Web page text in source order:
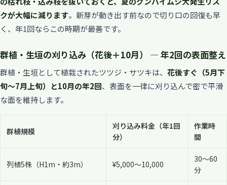
クが大幅に減ります。新芽が動き出す前なので切り口の回復も早
く、年1回ならこの時期が最善です。
群植・生垣の刈り込み（花後＋10月） — 年2回の表面整え
群植・生垣として植栽されたツツジ・サツキは、 花後すぐ（5月下
旬〜7月上旬）と10月の年2回、表面を一律に刈り込んで密で平滑
な面を維持します。
群植規模
刈り込み料金（年1回
分）
作業時
間
列植5株（H1m・約3m） ¥5,000〜10,000
30〜60
分